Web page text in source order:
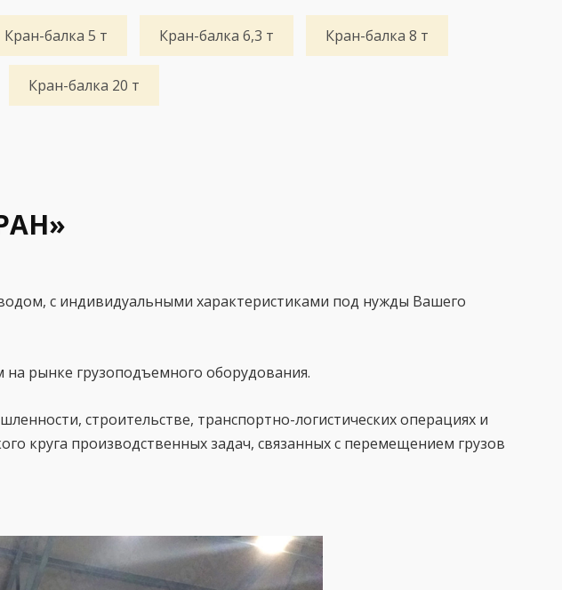
Кран-балка 5 т Кран-балка 6,3 т Кран-балка 8 т
Кран-балка 20 т
с индивидуальными характеристиками под нужды Вашего
рынке грузоподъемного оборудования.
строительстве, транспортно-логистических операциях и
круга производственных задач, связанных с перемещением грузов